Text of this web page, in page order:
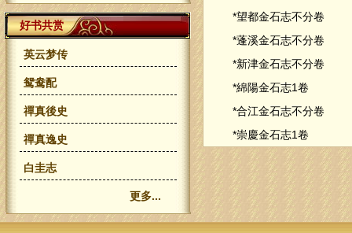
好书共赏
英云梦传
鸳鸯配
禪真後史
禪真逸史
白圭志
更多...
*望都金石志不分卷
*蓬溪金石志不分卷
*新津金石志不分卷
*綿陽金石志1卷
*合江金石志不分卷
*崇慶金石志1卷